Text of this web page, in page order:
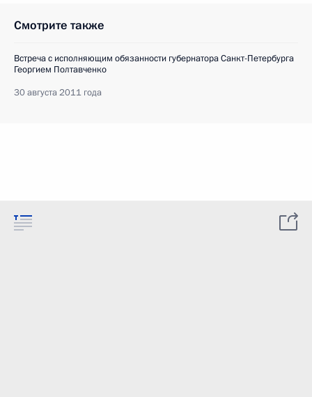
Смотрите также
Встреча с исполняющим обязанности губернатора Санкт-Петербурга
Георгием Полтавченко
30 августа 2011 года